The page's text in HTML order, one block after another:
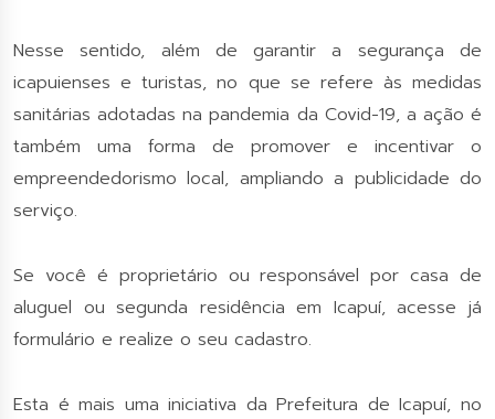
Nesse sentido, além de garantir a segurança de
icapuienses e turistas, no que se refere às medidas
sanitárias adotadas na pandemia da Covid-19, a ação é
também uma forma de promover e incentivar o
empreendedorismo local, ampliando a publicidade do
serviço.
Se você é proprietário ou responsável por casa de
aluguel ou segunda residência em Icapuí, acesse já
formulário e realize o seu cadastro.
Esta é mais uma iniciativa da Prefeitura de Icapuí, no